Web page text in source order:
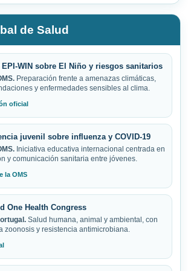
de Salud
EPI-WIN sobre El Niño y riesgos sanitarios
Preparación frente a amenazas climáticas,
y enfermedades sensibles al clima.
oficial
juvenil sobre influenza y COVID-19
Iniciativa educativa internacional centrada en
y comunicación sanitaria entre jóvenes.
la OMS
One Health Congress
Salud humana, animal y ambiental, con
zoonosis y resistencia antimicrobiana.